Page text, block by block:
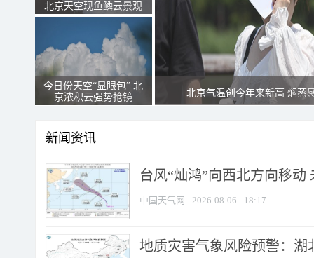
北京天空现鱼鳞云景观
今日份天空“显眼包” 北
京浓积云强势抢镜
北京气温创今年来新高 焖蒸
新闻资讯
台风“灿鸿”向西北方向移动
中国天气网 2026-08-06 18:17
地质灾害气象风险预警：湖